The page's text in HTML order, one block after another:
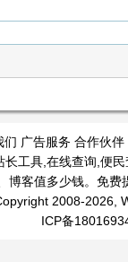
们 广告服务 合作伙伴
长工具, 在线查询 便民
博客值多少钱。免
2008-2026,
ICP备